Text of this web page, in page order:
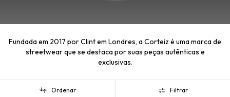
Fundada em 2017 por Clint em Londres, a Corteiz é uma marca de
streetwear que se destaca por suas peças autênticas e
exclusivas.
Ordenar Filtrar